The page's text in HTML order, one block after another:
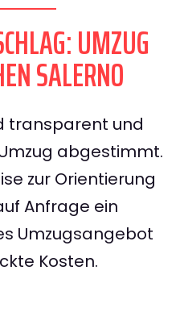
UMZUG
SALERNO
transparent und
abgestimmt.
zur Orientierung
Anfrage ein
Umzugsangebot
Kosten.